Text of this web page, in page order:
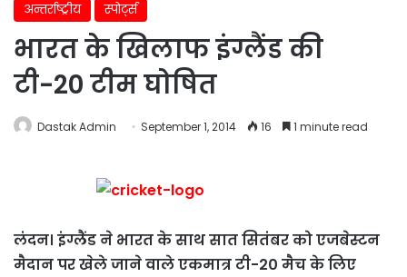
अन्तर्राष्ट्रीय स्पोर्ट्स
भारत के खिलाफ इंग्लैंड की
टी-20 टीम घोषित
Dastak Admin September 1, 2014 16 1 minute read
लंदन। इंग्लैंड ने भारत के साथ सात सितंबर को एजबेस्टन
मैदान पर खेले जाने वाले एकमात्र टी-20 मैच के लिए